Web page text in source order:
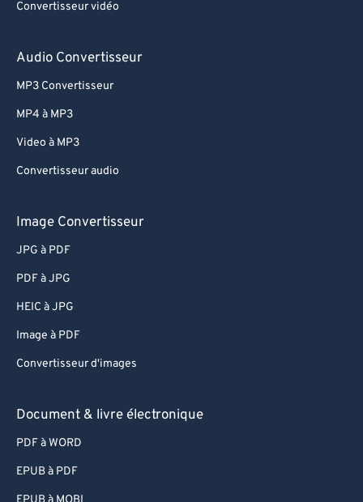
Convertisseur vidéo
Audio Convertisseur
MP3 Convertisseur
MP4 à MP3
Video à MP3
Convertisseur audio
Image Convertisseur
JPG à PDF
PDF à JPG
HEIC à JPG
Image à PDF
Convertisseur d'images
Document & livre électronique
PDF à WORD
EPUB à PDF